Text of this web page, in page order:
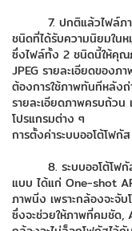
7. ปกติแล้วไฟล์ภาพ
ชนิดที่ได้รับความนิยมใน
ซึ่งไฟล์ทั้ง 2 ชนิดนี้ให้คุ
JPEG รายละเอียดของภ
ต้องการใช้ภาพทันทีหลัง
รายละเอียดภาพครบถ้ว
โปรแกรมต่าง ๆ
การตั้งค่าระบบออโต้โฟกัส
8. ระบบออโต้โฟกัส
แบบ ได้แก่ One-shot
ภาพนิ่ง เพราะกล้องจะจั
ซึ่งจะช่วยให้ภาพที่คมชัด